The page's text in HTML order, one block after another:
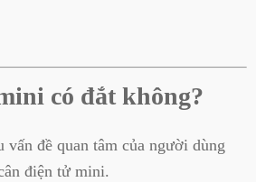
có đắt không?
vấn đề quan tâm của người dùng
điện tử mini.